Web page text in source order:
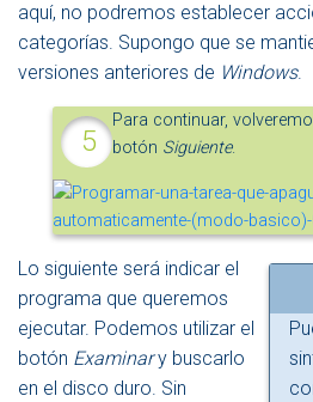
aquí, no podremos establecer
categorías. Supongo que se
versiones anteriores de Windows.
Para continuar,
botón Siguiente.
Lo siguiente será indicar el
programa que queremos
ejecutar. Podemos utilizar el
botón Examinary buscarlo
en el disco duro. Sin